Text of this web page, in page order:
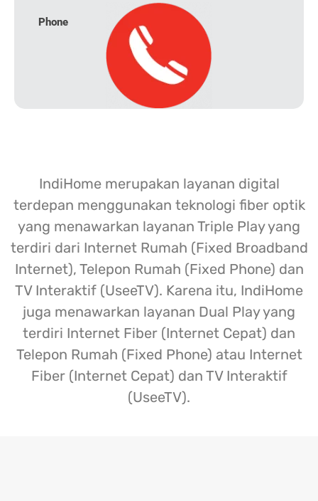
Phone
IndiHome merupakan layanan digital
terdepan menggunakan teknologi fiber optik
yang menawarkan layanan Triple Play yang
terdiri dari Internet Rumah (Fixed Broadband
Internet), Telepon Rumah (Fixed Phone) dan
TV Interaktif (UseeTV). Karena itu, IndiHome
juga menawarkan layanan Dual Play yang
terdiri Internet Fiber (Internet Cepat) dan
Telepon Rumah (Fixed Phone) atau Internet
Fiber (Internet Cepat) dan TV Interaktif
(UseeTV).